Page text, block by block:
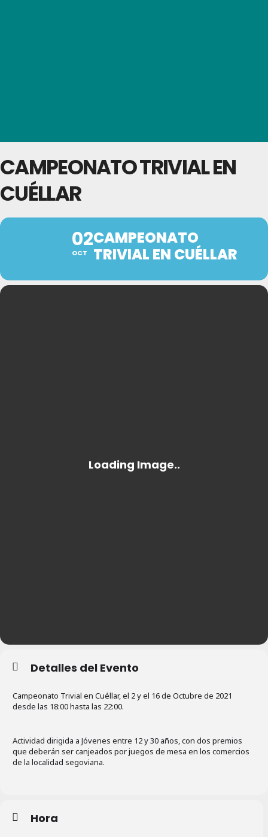
CAMPEONATO TRIVIAL EN
CUÉLLAR
02
OCT
CAMPEONATO
TRIVIAL EN CUÉLLAR
Detalles del Evento
Campeonato Trivial en Cuéllar, el 2 y el 16 de Octubre de 2021
desde las 18:00 hasta las 22:00.
Actividad dirigida a Jóvenes entre 12 y 30 años, con dos premios
que deberán ser canjeados por juegos de mesa en los comercios
de la localidad segoviana.
Hora